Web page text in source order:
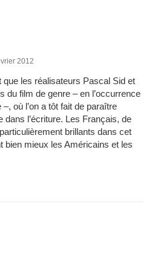
2012
que les réalisateurs Pascal Sid et
du film de genre – en l’occurrence
où l’on a tôt fait de paraître
l’écriture. Les Français, de
brillants dans cet
bien mieux les Américains et les